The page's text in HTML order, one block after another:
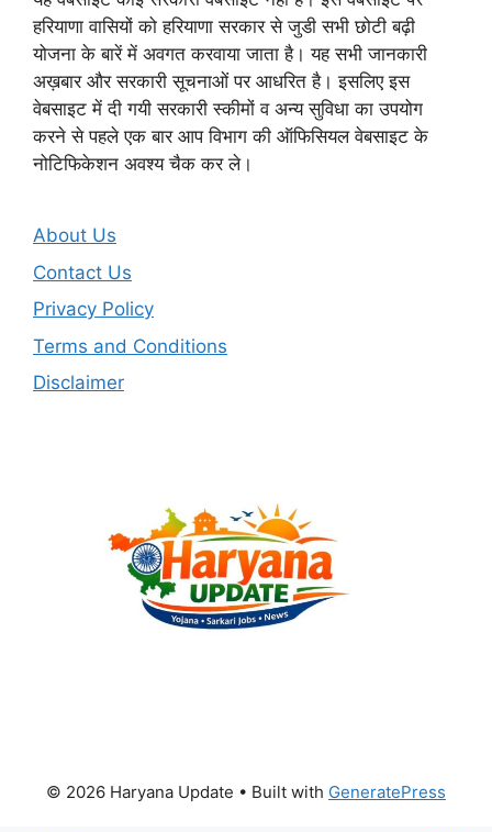
हरियाणा वासियों को हरियाणा सरकार से जुडी सभी छोटी बढ़ी
योजना के बारें में अवगत करवाया जाता है। यह सभी जानकारी
अख़बार और सरकारी सूचनाओं पर आधरित है। इसलिए इस
वेबसाइट में दी गयी सरकारी स्कीमों व अन्य सुविधा का उपयोग
करने से पहले एक बार आप विभाग की ऑफिसियल वेबसाइट के
नोटिफिकेशन अवश्य चैक कर ले।
About Us
Contact Us
Privacy Policy
Terms and Conditions
Disclaimer
© 2026 Haryana Update • Built with GeneratePress